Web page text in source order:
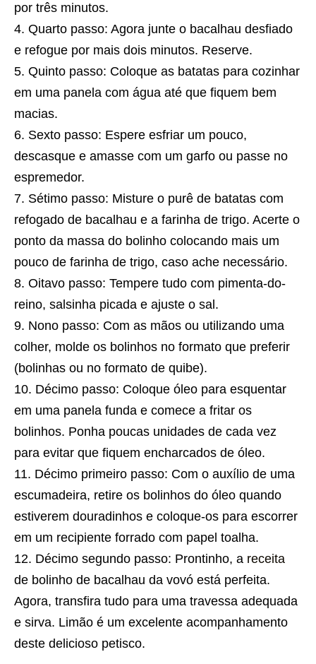
por três minutos.
Quarto passo: Agora junte o bacalhau desfiado
e refogue por mais dois minutos. Reserve.
Quinto passo: Coloque as batatas para cozinhar
em uma panela com água até que fiquem bem
macias.
Sexto passo: Espere esfriar um pouco,
descasque e amasse com um garfo ou passe no
espremedor.
Sétimo passo: Misture o purê de batatas com
refogado de bacalhau e a farinha de trigo. Acerte o
ponto da massa do bolinho colocando mais um
pouco de farinha de trigo, caso ache necessário.
Oitavo passo: Tempere tudo com pimenta-do-
reino, salsinha picada e ajuste o sal.
Nono passo: Com as mãos ou utilizando uma
colher, molde os bolinhos no formato que preferir
(bolinhas ou no formato de quibe).
Décimo passo: Coloque óleo para esquentar
em uma panela funda e comece a fritar os
bolinhos. Ponha poucas unidades de cada vez
para evitar que fiquem encharcados de óleo.
Décimo primeiro passo: Com o auxílio de uma
escumadeira, retire os bolinhos do óleo quando
estiverem douradinhos e coloque-os para escorrer
em um recipiente forrado com papel toalha.
Décimo segundo passo: Prontinho, a receita
de bolinho de bacalhau da vovó está perfeita.
Agora, transfira tudo para uma travessa adequada
e sirva. Limão é um excelente acompanhamento
deste delicioso petisco.